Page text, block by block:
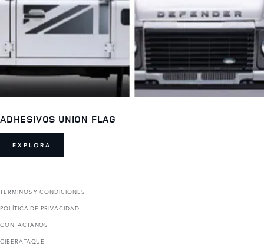
ADHESIVOS UNION FLAG
EXPLORA
TERMINOS Y CONDICIONES
POLÍTICA DE PRIVACIDAD
CONTÁCTANOS
CIBERATAQUE